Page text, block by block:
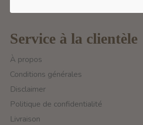
Service à la clientèle
À propos
Conditions générales
Disclaimer
Politique de confidentialité
Livraison